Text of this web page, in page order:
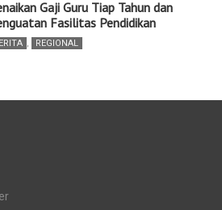
Gaji Guru Tiap Tahun dan
Fasilitas Pendidikan
, REGIONAL